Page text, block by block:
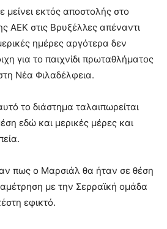
μείνει εκτός αποστολής στο
ΑΕΚ στις Βρυξέλλες απέναντι
ημέρες αργότερα δεν
για το παιχνίδι πρωταθλήματος
Νέα Φιλαδέλφεια.
το διάστημα ταλαιπωρείται
εδώ και μερικές μέρες και
πως ο Μαρσιάλ θα ήταν σε θέση
με την Σερραϊκή ομάδα
εφικτό.